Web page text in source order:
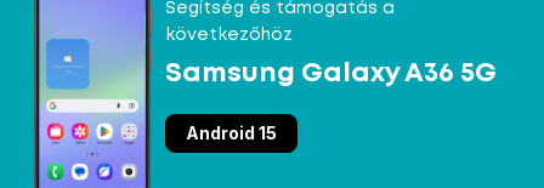
Segítség és támogatás a
következőhöz
Samsung Galaxy A36 5G
Android 15